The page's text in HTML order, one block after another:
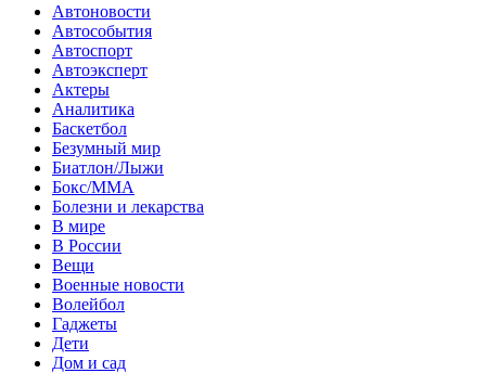
Автоновости
Автособытия
Автоспорт
Автоэксперт
Актеры
Аналитика
Баскетбол
Безумный мир
Биатлон/Лыжи
Бокс/MMA
Болезни и лекарства
В мире
В России
Вещи
Военные новости
Волейбол
Гаджеты
Дети
Дом и сад